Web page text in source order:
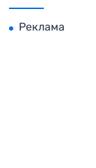
Реклама